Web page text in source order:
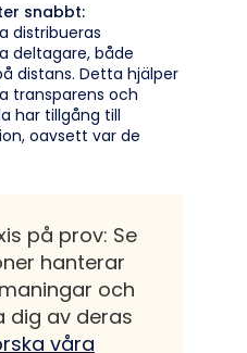
snabbt:
distribueras
deltagare, både
distans. Detta hjälper
transparens och
har tillgång till
oavsett var de
på prov: Se
hanterar
och
dig av deras
våra